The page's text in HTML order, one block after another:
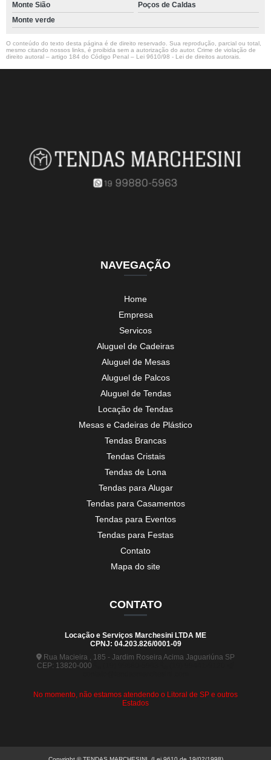
Monte Sião
Poços de Caldas
Monte verde
O conteúdo do texto desta página é de direito reservado. Sua reprodução, parcial ou total,
mesmo citando nossos links, é proibida sem a autorização do autor. Crime de violação de
direito autoral – artigo 184 do Código Penal – Lei 9610/98 - Lei de direitos autorais
NAVEGAÇÃO
Home
Empresa
Servicos
Aluguel de Cadeiras
Aluguel de Mesas
Aluguel de Palcos
Aluguel de Tendas
Locação de Tendas
Mesas e Cadeiras de Plástico
Tendas Brancas
Tendas Cristais
Tendas de Lona
Tendas para Alugar
Tendas para Casamentos
Tendas para Eventos
Tendas para Festas
Contato
Mapa do site
CONTATO
Locação e Serviços Marchesini LTDA ME
CPNJ: 04.203.826/0001-09
Rua Macieira , 185 - Jardim Roseira Acima Jaguariúna SP
CEP: 13820-000
No momento, não estamos atendendo o Litoral de SP e outros
Estados